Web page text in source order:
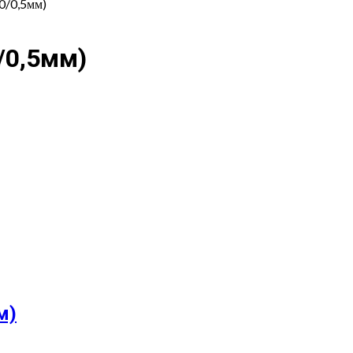
0,5мм)
0,5мм)